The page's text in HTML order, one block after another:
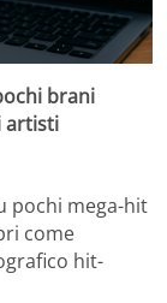
brani
artisti
pochi mega-hit
come
hit-